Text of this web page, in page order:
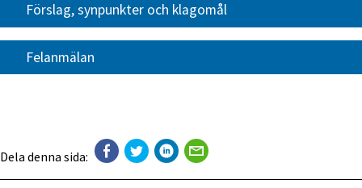
Förslag, synpunkter och klagomål
Felanmälan
Dela denna sida: